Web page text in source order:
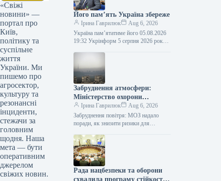
«Свіжі
новини» —
портал про
Київ,
політику та
суспільне
життя
України. Ми
пишемо про
агросектор,
культуру та
резонансні
інциденти,
стежачи за
головним
щодня. Наша
мета — бути
оперативним
джерелом
свіжих новин.
Його пам’ять Україна збереже
Ірина Гаврилюк
Aug 6, 2026
Україна пам’ятатиме його 05.08.2026
19:32 Укрінформ 5 серпня 2026 року
2021)…
Забруднення атмосфери:
Міністерство охорони
здоров’я порадило, як
зменшити небезпеку для
самопочуття
Ірина Гаврилюк
Aug 6, 2026
Забруднення повітря: МОЗ надало
поради, як знизити ризики для
Укрінформ Міністерство охорони
здоров’я України запропонувало
рекомендації…
Рада нацбезпеки та оборони
схвалила програму стійкості